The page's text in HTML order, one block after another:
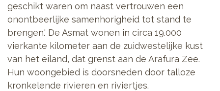
geschikt waren om naast vertrouwen een
onontbeerlijke samenhorigheid tot stand te
brengen.' De Asmat wonen in circa 19.000
vierkante kilometer aan de zuidwestelijke kust
van het eiland, dat grenst aan de Arafura Zee.
Hun woongebied is doorsneden door talloze
kronkelende rivieren en riviertjes.